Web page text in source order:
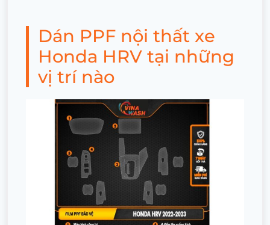
Dán PPF nội thất xe
Honda HRV tại những
vị trí nào